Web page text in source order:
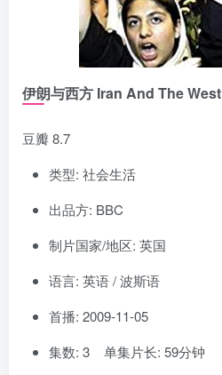
伊朗与西方 Iran And The West
豆瓣 8.7
类型: 社会生活
出品方: BBC
制片国家/地区: 英国
语言: 英语 / 波斯语
首播: 2009-11-05
集数: 3 单集片长: 59分钟